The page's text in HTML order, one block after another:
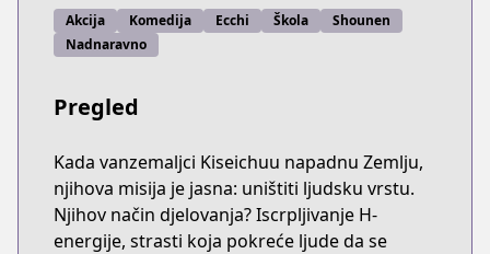
Akcija Komediја Ecchi Škola
Shounen
Nadnaravno
Pregled
Kada vanzemaljci Kiseichuu napadnu Zemlju,
njihova misija je jasna: uništiti ljudsku vrstu.
Njihov način djelovanja? Iscrpljivanje H-
energije, strasti koja pokreće ljude da se